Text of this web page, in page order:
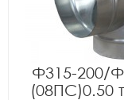
Ф315-200/
(08ПС)0.50